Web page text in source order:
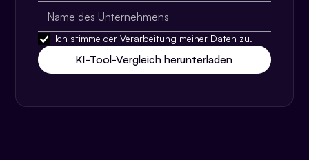
Ich stimme der Verarbeitung meiner Daten zu.